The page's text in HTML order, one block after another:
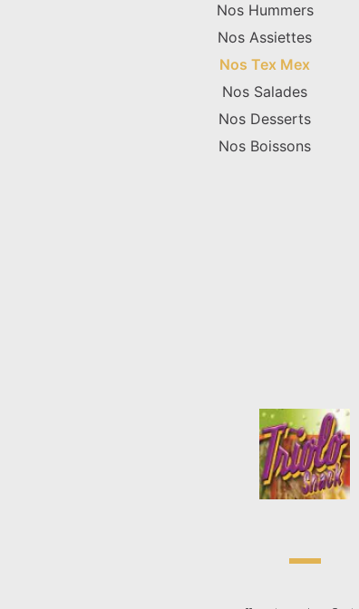
Nos Hummers
Nos Assiettes
Nos Tex Mex
Nos Salades
Nos Desserts
Nos Boissons